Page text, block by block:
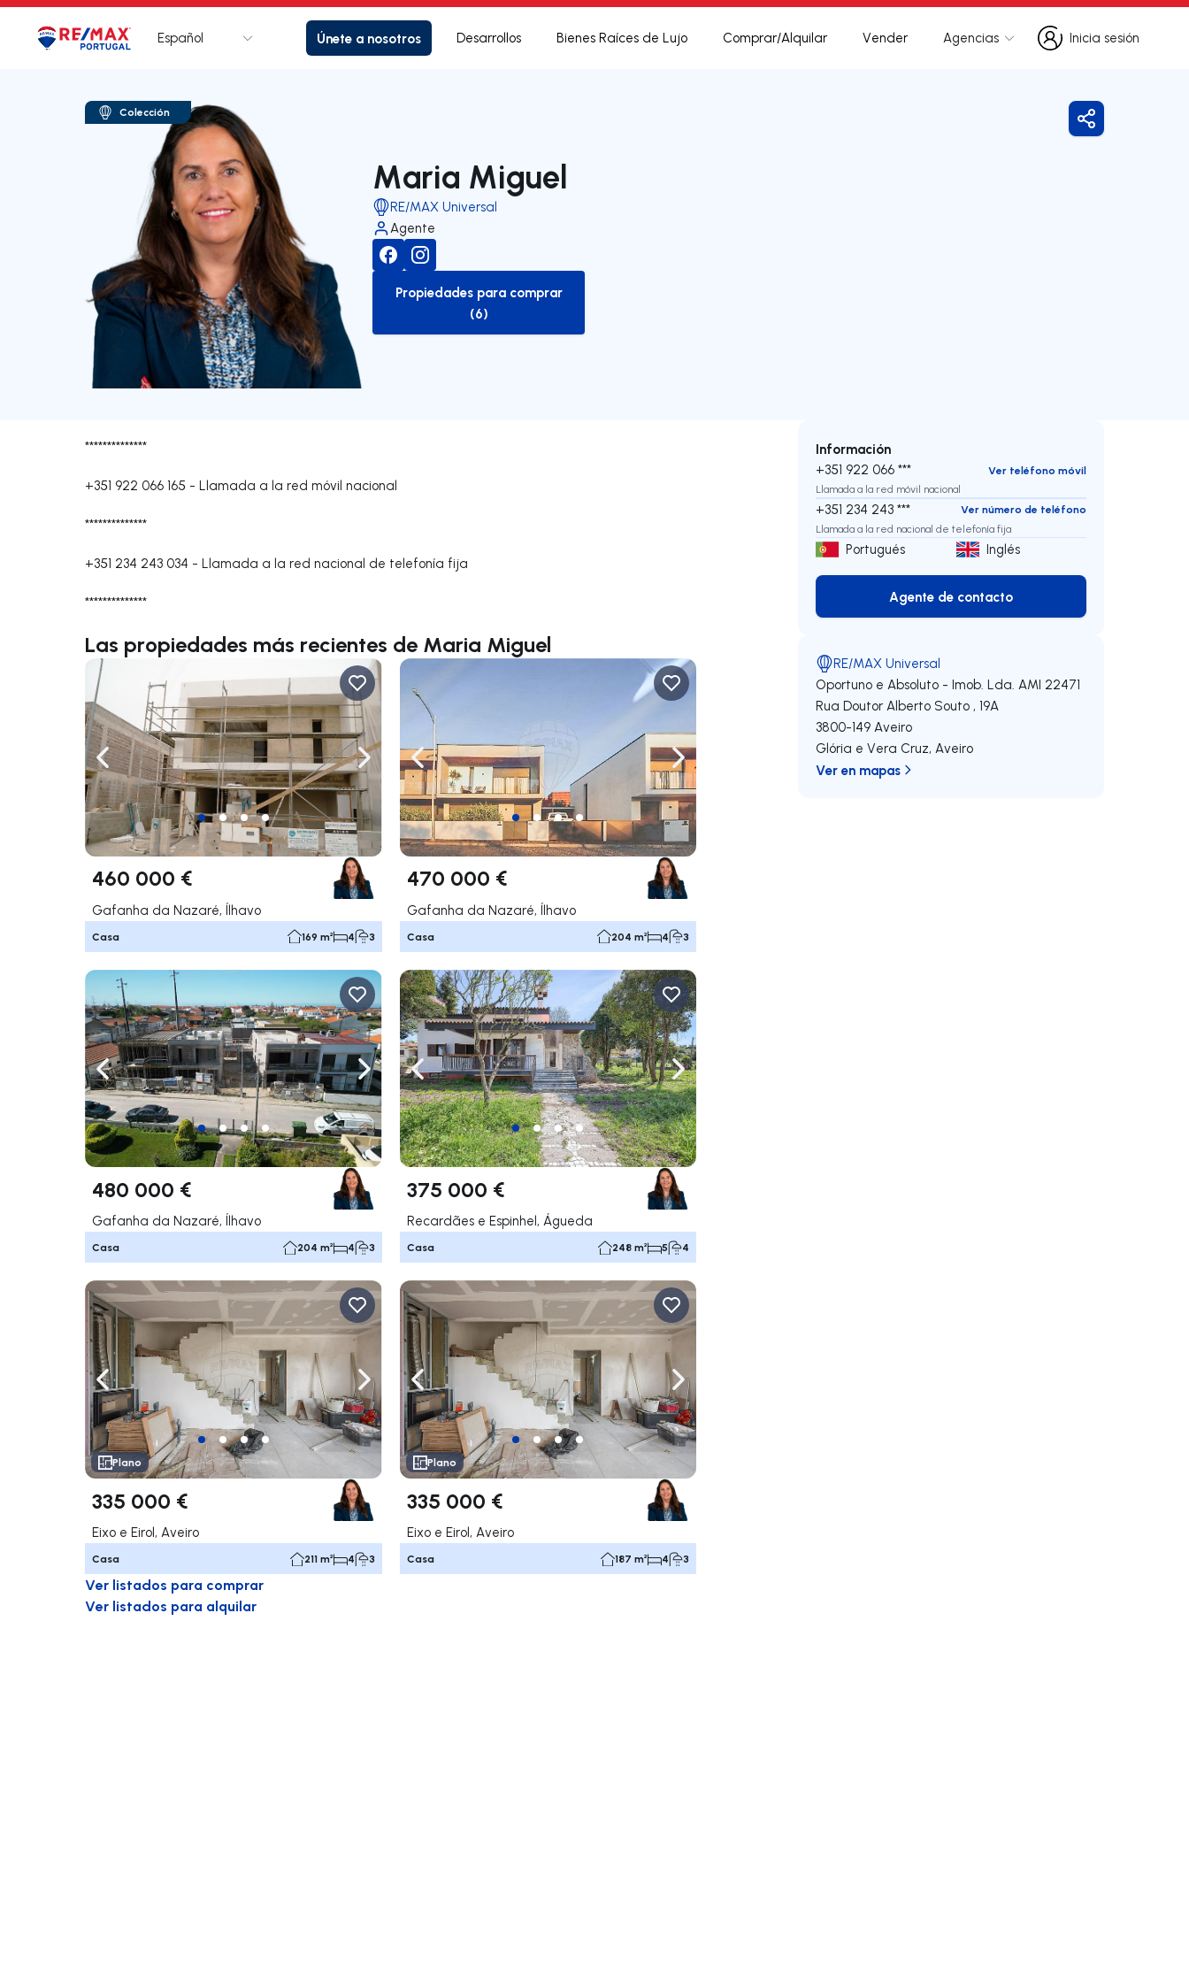
LogotipoIr a la página de inicio
Español Únete a nosotros Desarrollos Bienes Raíces de Lujo Comprar/Alquilar Vender Agencias
Inicia sesión
Inicia sesión
Colección
Maria Miguel
RE/MAX Universal
Agente
to-buy-listing
Propiedades para comprar
(6)
Compartir
**************
+351 922 066 165 - Llamada a la red móvil nacional
**************
+351 234 243 034 - Llamada a la red nacional de telefonía fija
**************
Las propiedades más recientes de Maria Miguel
Navega a la izquierda Navegar a la derecha
460 000 €
Gafanha da Nazaré, Ílhavo
Casa 169 m² 4 3
Navega a la izquierda Navegar a la derecha
470 000 €
Gafanha da Nazaré, Ílhavo
Casa 204 m² 4 3
Navega a la izquierda Navegar a la derecha
480 000 €
Gafanha da Nazaré, Ílhavo
Casa 204 m² 4 3
Navega a la izquierda Navegar a la derecha
375 000 €
Recardães e Espinhel, Águeda
Casa 248 m² 5 4
Navega a la izquierda Navegar a la derecha
Plano
335 000 €
Eixo e Eirol, Aveiro
Casa 211 m² 4 3
Navega a la izquierda Navegar a la derecha
Plano
335 000 €
Eixo e Eirol, Aveiro
Casa 187 m² 4 3
Ver listados para comprar
Ver listados para alquilar
Información
+351 922 066 ***
Ver teléfono móvil
Llamada a la red móvil nacional
+351 234 243 ***
Ver número de teléfono
Llamada a la red nacional de telefonía fija
Portugués Inglés
Agente de contacto
Agente de contacto
RE/MAX Universal
Oportuno e Absoluto - Imob. Lda. AMI 22471
Rua Doutor Alberto Souto , 19A
3800-149 Aveiro
Glória e Vera Cruz,Aveiro
Ver en mapas